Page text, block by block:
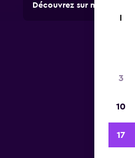
Découvrez sur momondo
3
10
17